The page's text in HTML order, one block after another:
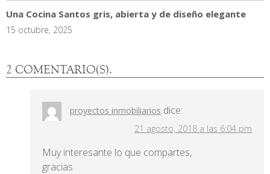
Una Cocina Santos gris, abierta y de diseño elegante
15 octubre, 2025
2 COMENTARIO(S).
proyectos inmobiliarios dice:
21 agosto, 2018 a las 6:04 pm
Muy interesante lo que compartes,
gracias